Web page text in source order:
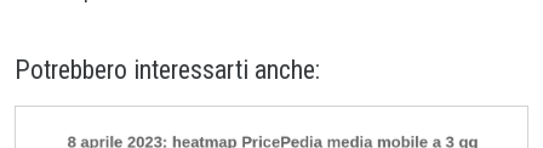
Potrebbero interessarti anche: